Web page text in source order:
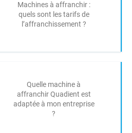
Machines à affranchir :
quels sont les tarifs de
l’affranchissement ?
Quelle machine à
affranchir Quadient est
adaptée à mon entreprise
?